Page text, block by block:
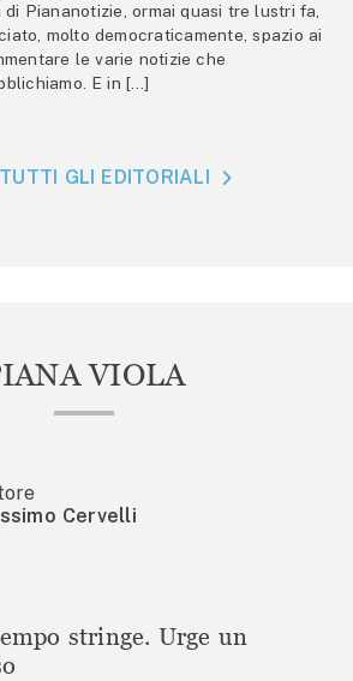
di Piananotizie, ormai quasi tre lustri fa,
molto democraticamente, spazio ai
le varie notizie che
E in […]
GLI EDITORIALI
VIOLA
Cervelli
stringe. Urge un